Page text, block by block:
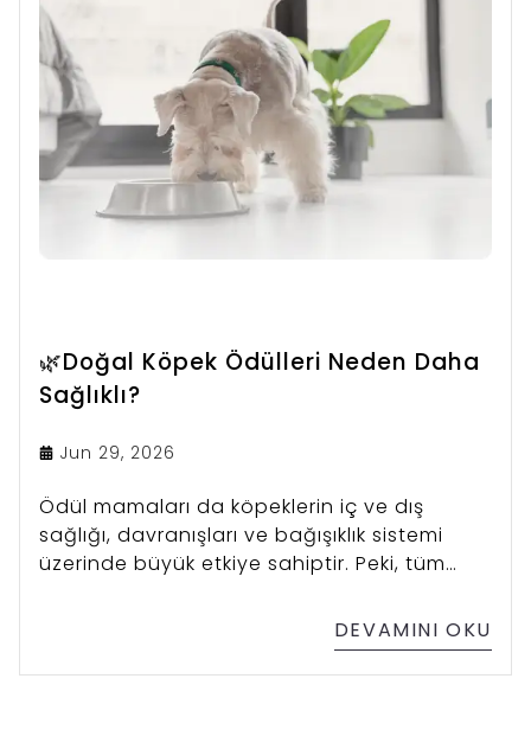
🌿Doğal Köpek Ödülleri Neden Daha
Sağlıklı?
Jun 29, 2026
Ödül mamaları da köpeklerin iç ve dış
sağlığı, davranışları ve bağışıklık sistemi
üzerinde büyük etkiye sahiptir. Peki, tüm
Aradaki farkı yaratan şey ise mamaların
içerik listesi.Gelin, neden doğal köpek ödülü
tercih etmeniz gerektiğini birlikte
DEVAMINI OKU